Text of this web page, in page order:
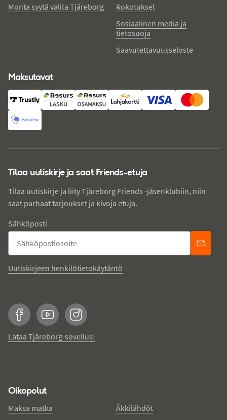
Monta syytä valita Tjäreborg
Rokotukset
Sosiaalinen media ja
tietosuoja
Saavutettavuusseloste
Maksutavat
Tilaa uutiskirje ja saat Friends-etuja
Tilaa uutiskirje ja liity Tjäreborg Friends -jäsenklubiin, niin
saat parhaat tarjoukset ja kivoja etuja.
Sähköposti
Uutiskirjeen henkilötietokäytäntö
FacebookYouTubeInstagram
Lataa Tjäreborg-sovellus!
Oikopolut
Maksa matka
Äkkilähdöt